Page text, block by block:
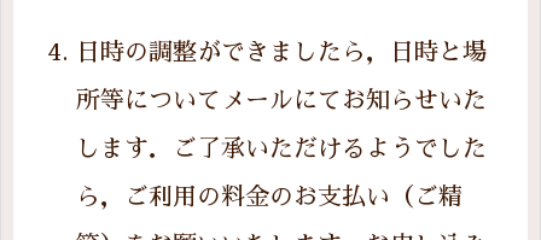
日時の調整ができましたら，日時と場
所等についてメールにてお知らせいた
します．ご了承いただけるようでした
ら，ご利用の料金のお支払い（ご精